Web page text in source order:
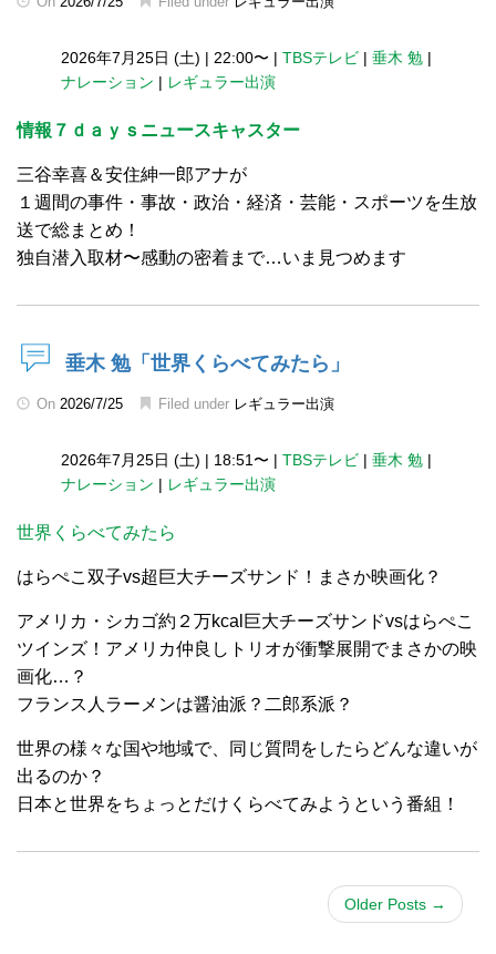
2026年7月25日 (土) | 22:00〜 | TBSテレビ | 垂木 勉 |
ナレーション | レギュラー出演
情報７ｄａｙｓニュースキャスター
三谷幸喜＆安住紳一郎アナが
１週間の事件・事故・政治・経済・芸能・スポーツを生放
送で総まとめ！
独自潜入取材〜感動の密着まで…いま見つめます
垂木 勉「世界くらべてみたら」
On 2026/7/25 Filed under レギュラー出演
2026年7月25日 (土) | 18:51〜 | TBSテレビ | 垂木 勉 |
ナレーション | レギュラー出演
世界くらべてみたら
はらぺこ双子vs超巨大チーズサンド！まさか映画化？
アメリカ・シカゴ約２万kcal巨大チーズサンドvsはらぺこ
ツインズ！アメリカ仲良しトリオが衝撃展開でまさかの映
画化…？
フランス人ラーメンは醤油派？二郎系派？
世界の様々な国や地域で、同じ質問をしたらどんな違いが
出るのか？
日本と世界をちょっとだけくらべてみようという番組！
Older Posts →